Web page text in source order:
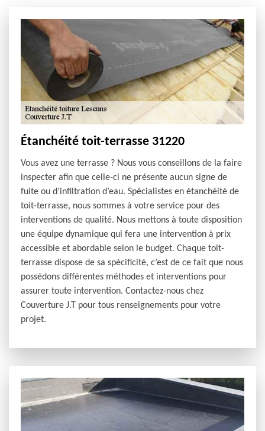
Étanchéité toit-terrasse 31220
Vous avez une terrasse ? Nous vous conseillons de la faire
inspecter afin que celle-ci ne présente aucun signe de
fuite ou d’infiltration d’eau. Spécialistes en étanchéité de
toit-terrasse, nous sommes à votre service pour des
interventions de qualité. Nous mettons à toute disposition
une équipe dynamique qui fera une intervention à prix
accessible et abordable selon le budget. Chaque toit-
terrasse dispose de sa spécificité, c’est de ce fait que nous
possédons différentes méthodes et interventions pour
assurer toute intervention. Contactez-nous chez
Couverture J.T pour tous renseignements pour votre
projet.